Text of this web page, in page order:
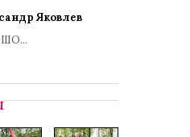
Яковлев